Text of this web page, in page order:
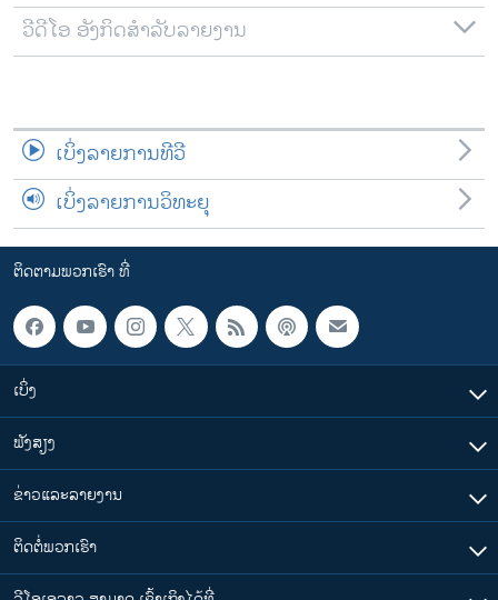
ວີດີໂອ ອັງກິດສຳລັບລາຍງານ
ເບິ່ງລາຍການທີວີ
ເບິ່ງລາຍການວິທະຍຸ
ຕິດຕາມພວກເຮົາ ທີ່
ເບິ່ງ
ຟັງສຽງ
ຂ່າວແລະລາຍງານ
ຕິດຕໍ່ພວກເຮົາ